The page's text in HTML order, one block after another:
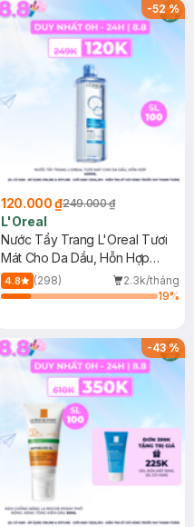
-52%
120.000 ₫249.000 ₫
L'Oreal
Nước Tẩy Trang L'Oreal Tươi
Mát Cho Da Dầu, Hỗn Hợp
400ml
4.8 (298)
2.3k/tháng
19%
-43%